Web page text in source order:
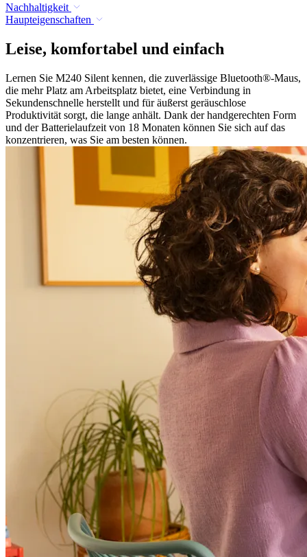
Nachhaltigkeit
Haupteigenschaften
Leise, komfortabel und einfach
Lernen Sie M240 Silent kennen, die zuverlässige Bluetooth®-Maus,
die mehr Platz am Arbeitsplatz bietet, eine Verbindung in
Sekundenschnelle herstellt und für äußerst geräuschlose
Produktivität sorgt, die lange anhält. Dank der handgerechten Form
und der Batterielaufzeit von 18 Monaten können Sie sich auf das
konzentrieren, was Sie am besten können.